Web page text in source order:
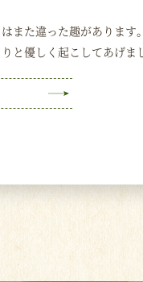
また違った趣があります
と優しく起こしてあげま